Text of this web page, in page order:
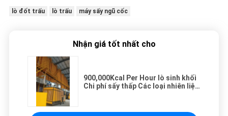
lò đốt trấu lò trấu máy sấy ngũ cốc
Nhận giá tốt nhất cho
900,000Kcal Per Hour lò sinh khối
Chi phí sấy thấp Các loại nhiên liệu